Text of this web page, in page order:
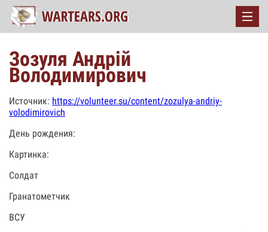
Зозуля Андрій
Володимирович
Источник: https://volunteer.su/content/zozulya-andriy-
volodimirovich
День рождения:
Картинка:
Солдат
Гранатометчик
ВСУ